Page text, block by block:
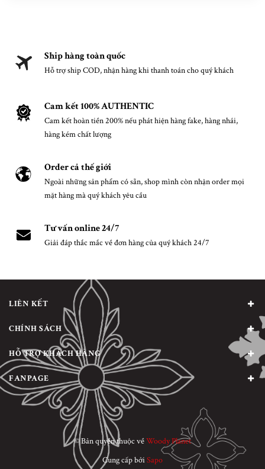
Ship hàng toàn quốc
Hỗ trợ ship COD, nhận hàng khi thanh toán cho quý khách
Cam kết 100% AUTHENTIC
Cam kết hoàn tiền 200% nếu phát hiện hàng fake, hàng nhái,
hàng kém chất lượng
Order cả thế giới
Ngoài những sản phẩm có sẵn, shop mình còn nhận order mọi
mặt hàng mà quý khách yêu cầu
Tư vấn online 24/7
Giải đáp thắc mắc về đơn hàng của quý khách 24/7
LIÊN KẾT
CHÍNH SÁCH
HỖ TRỢ KHÁCH HÀNG
FANPAGE
© Bản quyền thuộc vềWoody Planet
Cung cấp bởiSapo